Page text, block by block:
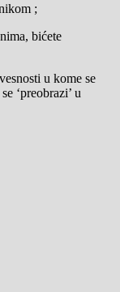
;
bićete
u kome se
‘preobrazi’ u